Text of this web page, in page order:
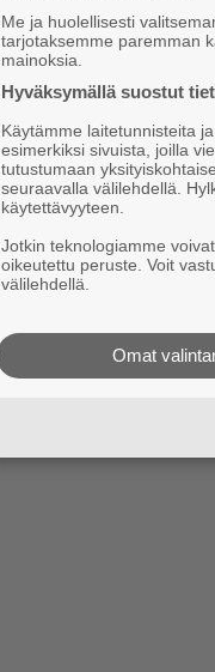
Me ja huolellisesti
tarjotaksemme paremman
mainoksia.
Hyväksymällä suostut
Käytämme laitetunnisteita
esimerkiksi sivuista, joilla
tutustumaan
seuraavalla välilehdellä.
käytettävyyteen.
Jotkin teknologiamme
oikeutettu peruste. Voit
välilehdellä.
Omat